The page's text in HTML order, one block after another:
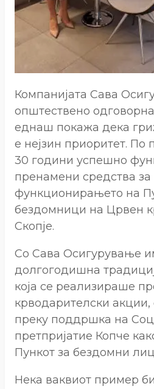
Компанијата Сава
општествено
еднаш покажа дека
е нејзин приоритет. По
30 години успешно
пренамени средства
функционирањето на
бездомници на Црвен
Скопје.
Со Сава Осигурување
долгогодишна
која се реализираше
крводарителски
преку поддршка на
претпријатие Копче
Пункот за бездомни
Нека ваквиот пример